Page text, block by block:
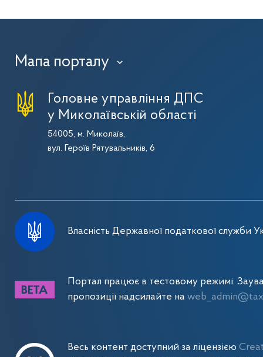
Мапа порталу ›
Головне управління ДПС
у Миколаївській області
54005, м. Миколаїв,
вул. Героїв Рятувальників, 6
Власність Державної податкової служби
Портал працює в тестовому режимі.
пропозиції надсилайте на
Весь контент доступний за ліцензією